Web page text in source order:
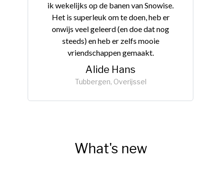
ik wekelijks op de banen van Snowise.
Het is superleuk om te doen, heb er
onwijs veel geleerd (en doe dat nog
steeds) en heb er zelfs mooie
vriendschappen gemaakt.
Alide Hans
Tubbergen, Overijssel
What's new